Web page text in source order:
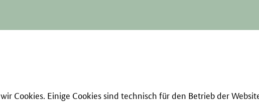
Cookies. Einige Cookies sind technisch für den Betrieb der